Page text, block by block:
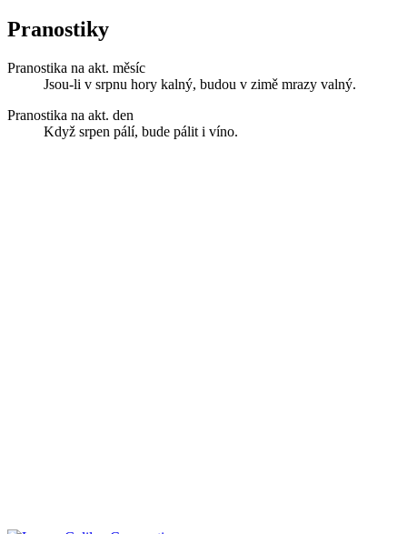
Pranostiky
Pranostika na akt. měsíc
Jsou-li v srpnu hory kalný, budou v zimě mrazy valný.
Pranostika na akt. den
Když srpen pálí, bude pálit i víno.